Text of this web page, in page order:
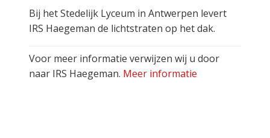
Bij het Stedelijk Lyceum in Antwerpen levert
IRS Haegeman de lichtstraten op het dak.
Voor meer informatie verwijzen wij u door
naar IRS Haegeman. Meer informatie